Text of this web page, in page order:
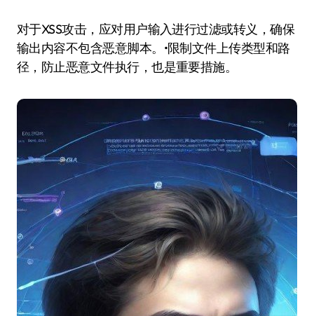
对于XSS攻击，应对用户输入进行过滤或转义，确保
输出内容不包含恶意脚本。•限制文件上传类型和路
径，防止恶意文件执行，也是重要措施。